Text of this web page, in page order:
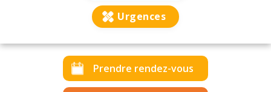
Urgences
Prendre rendez-vous